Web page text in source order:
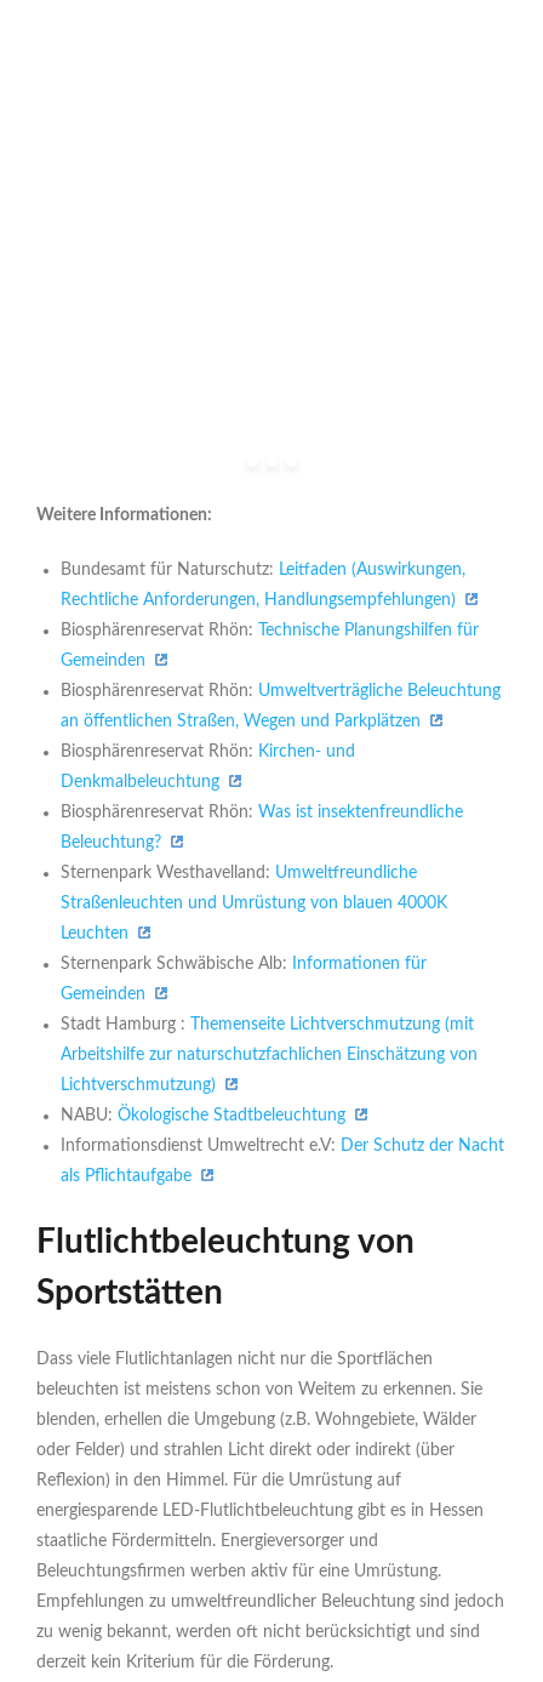
Weitere Informationen:
Bundesamt für Naturschutz: Leitfaden (Auswirkungen,
Rechtliche Anforderungen, Handlungsempfehlungen)
Biosphärenreservat Rhön:
Technische Planungshilfen für
Gemeinden
Biosphärenreservat Rhön: Umweltverträgliche Beleuchtung
an öffentlichen Straßen, Wegen und Parkplätzen
Biosphärenreservat Rhön: Kirchen- und
Denkmalbeleuchtung
Biosphärenreservat Rhön: Was ist insektenfreundliche
Beleuchtung?
Sternenpark Westhavelland: Umweltfreundliche
Straßenleuchten und Umrüstung von blauen 4000K
Leuchten
Sternenpark Schwäbische Alb:
Informationen für
Gemeinden
Stadt Hamburg :
Themenseite Lichtverschmutzung (mit
Arbeitshilfe zur naturschutzfachlichen Einschätzung von
Lichtverschmutzung)
NABU: Ökologische Stadtbeleuchtung
Informationsdienst Umweltrecht e.V:
Der Schutz der Nacht
als Pflichtaufgabe
Flutlichtbeleuchtung von
Sportstätten
Dass viele Flutlichtanlagen nicht nur die Sportflächen
beleuchten ist meistens schon von Weitem zu erkennen. Sie
blenden, erhellen die Umgebung (z.B. Wohngebiete, Wälder
oder Felder) und strahlen Licht direkt oder indirekt (über
Reflexion) in den Himmel. Für die Umrüstung auf
energiesparende LED-Flutlichtbeleuchtung gibt es in Hessen
staatliche Fördermitteln. Energieversorger und
Beleuchtungsfirmen werben aktiv für eine Umrüstung.
Empfehlungen zu umweltfreundlicher Beleuchtung sind jedoch
zu wenig bekannt, werden oft nicht berücksichtigt und sind
derzeit kein Kriterium für die Förderung.